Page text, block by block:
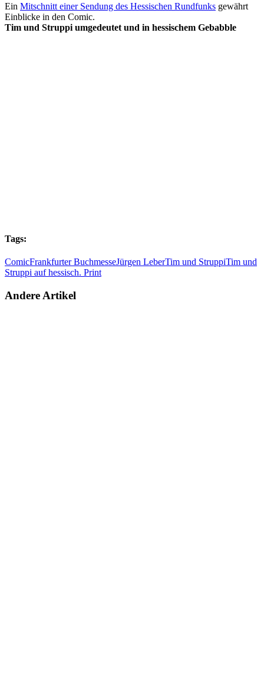
Ein Mitschnitt einer Sendung des Hessischen Rundfunks gewährt
Einblicke in den Comic.
Tim und Struppi umgedeutet und in hessischem Gebabble
Tags:
ComicFrankfurter BuchmesseJürgen LeberTim und StruppiTim und
Struppi auf hessisch. Print
Andere Artikel